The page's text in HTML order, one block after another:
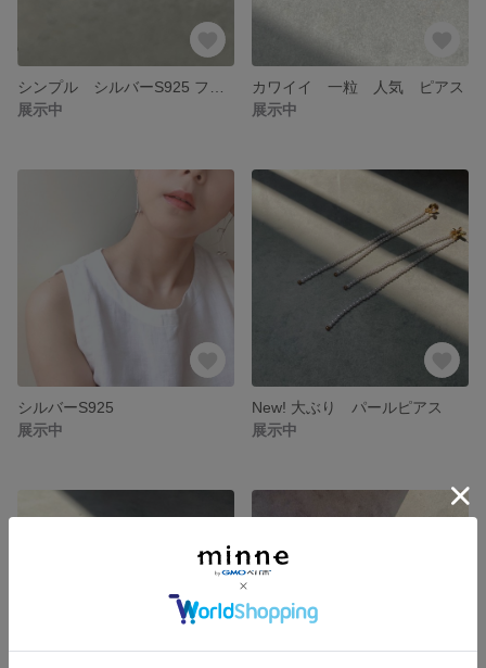
展示中
カワイイ 一粒 人気 ピアス
展示中
シルバーS925
展示中
New! 大ぶり パールピアス
展示中